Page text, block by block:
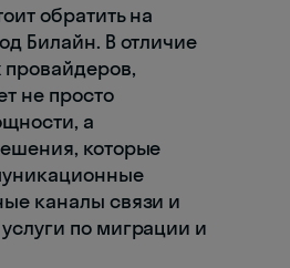
обратить на
Билайн. В отличие
не просто
а
которые
каналы связи и
по миграции и